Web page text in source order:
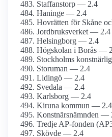
Staffanstorp — 2.4
Haninge — 2.4
Hovrätten för Skåne
Jordbruksverket — 2.4
Helsingborg — 2.4
Högskolan i Borås —
Stockholms
Storuman — 2.4
Lidingö — 2.4
Svedala — 2.4
Karlsborg — 2.4
Kiruna kommun — 2.4
Konstnärsnämnden —
Tredje AP-fonden
Skövde — 2.4